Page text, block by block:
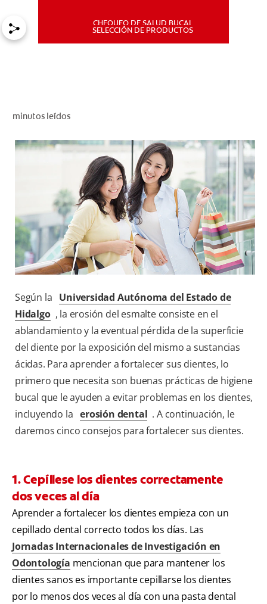
CUPONES
DÓNDE COMPRAR
PE (ES)
SUSCRÍBETE
CHEQUEO DE SALUD BUCAL
SELECCIÓN DE PRODUCTOS
minutos leídos
Según la Universidad Autónoma del Estado de
Hidalgo , la erosión del esmalte consiste en el
ablandamiento y la eventual pérdida de la superficie
del diente por la exposición del mismo a sustancias
ácidas. Para aprender a fortalecer sus dientes, lo
primero que necesita son buenas prácticas de higiene
bucal que le ayuden a evitar problemas en los dientes,
incluyendo la erosión dental . A continuación, le
daremos cinco consejos para fortalecer sus dientes.
1. Cepíllese los dientes correctamente
dos veces al día
Aprender a fortalecer los dientes empieza con un
cepillado dental correcto todos los días. Las
Jornadas Internacionales de Investigación en
Odontología mencionan que para mantener los
dientes sanos es importante cepillarse los dientes
por lo menos dos veces al día con una pasta dental